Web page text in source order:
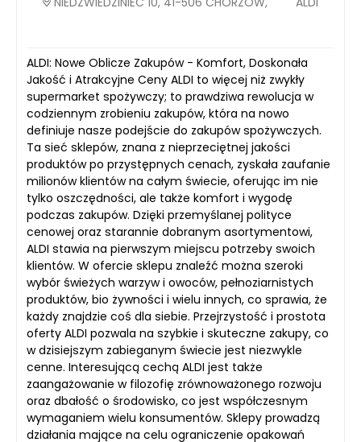
ALDI: Nowe Oblicze Zakupów - Komfort, Doskonała
Jakość i Atrakcyjne Ceny ALDI to więcej niż zwykły
supermarket spożywczy; to prawdziwa rewolucja w
codziennym zrobieniu zakupów, która na nowo
definiuje nasze podejście do zakupów spożywczych.
Ta sieć sklepów, znana z nieprzeciętnej jakości
produktów po przystępnych cenach, zyskała zaufanie
milionów klientów na całym świecie, oferując im nie
tylko oszczędności, ale także komfort i wygodę
podczas zakupów. Dzięki przemyślanej polityce
cenowej oraz starannie dobranym asortymentowi,
ALDI stawia na pierwszym miejscu potrzeby swoich
klientów. W ofercie sklepu znaleźć można szeroki
wybór świeżych warzyw i owoców, pełnoziarnistych
produktów, bio żywności i wielu innych, co sprawia, że
każdy znajdzie coś dla siebie. Przejrzystość i prostota
oferty ALDI pozwala na szybkie i skuteczne zakupy, co
w dzisiejszym zabieganym świecie jest niezwykle
cenne. Interesującą cechą ALDI jest także
zaangażowanie w filozofię zrównoważonego rozwoju
oraz dbałość o środowisko, co jest współczesnym
wymaganiem wielu konsumentów. Sklepy prowadzą
działania mające na celu ograniczenie opakowań